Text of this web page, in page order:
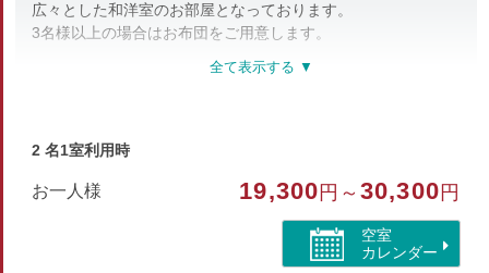
広々とした和洋室のお部屋となっております。
3名様以上の場合はお布団をご用意します。
和洋室
2 名1室利用時
お一人様 19,300 円～30,300 円
空室
カレンダー